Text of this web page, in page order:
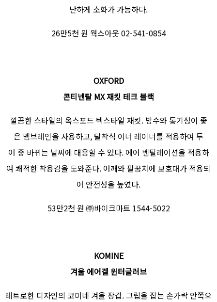
난하게 소화가 가능하다.
26만5천 원 웍스아웃 02-541-0854
OXFORD
콘티넨탈 MX 재킷 테크 블랙
깔끔한 스타일의 옥스포드 텍스타일 재킷. 방수와 통기성이 좋
은 멤브레인을 사용하고, 탈착식 이너 레이너를 적용하여 투
어 중 바뀌는 날씨에 대응할 수 있다. 에어 벤틸레이션을 적용하
여 쾌적한 착용감을 도와준다. 어깨와 팔꿈치에 보호대가 적용되
어 안전성을 높였다.
53만2천 원 ㈜바이크마트 1544-5022
KOMINE
겨울 에어겔 윈터글러브
레트로한 디자인의 코미네 겨울 장갑. 그립을 잡는 손가락 안쪽으